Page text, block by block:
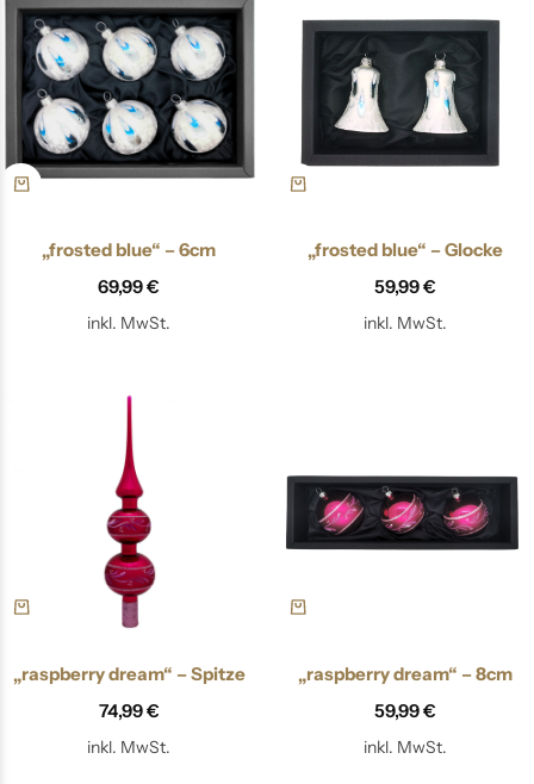
„frosted blue“ – 6cm
69,99€
inkl. MwSt.
„frosted blue“ – Glocke
59,99€
inkl. MwSt.
„raspberry dream“ – Spitze
74,99€
inkl. MwSt.
„raspberry dream“ – 8cm
59,99€
inkl. MwSt.